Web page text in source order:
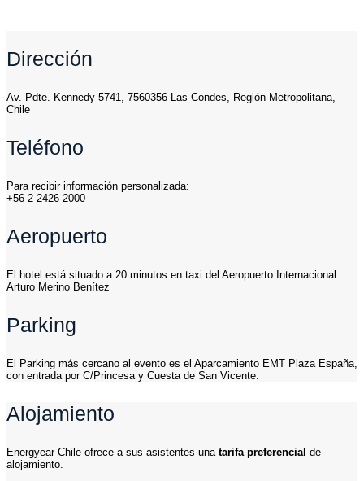
Dirección
Av. Pdte. Kennedy 5741, 7560356 Las Condes, Región Metropolitana,
Chile
Teléfono
Para recibir información personalizada:
+56 2 2426 2000
Aeropuerto
El hotel está situado a 20 minutos en taxi del Aeropuerto Internacional
Arturo Merino Benítez
Parking
El Parking más cercano al evento es el Aparcamiento EMT Plaza España,
con entrada por C/Princesa y Cuesta de San Vicente.
Alojamiento
Energyear Chile ofrece a sus asistentes una tarifa preferencial de
alojamiento.